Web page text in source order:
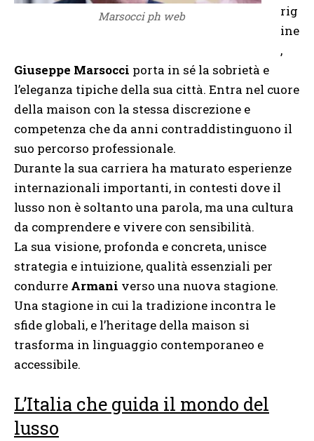
Marsocci ph web
rig
ine
,
Giuseppe Marsocci porta in sé la sobrietà e
l’eleganza tipiche della sua città. Entra nel cuore
della maison con la stessa discrezione e
competenza che da anni contraddistinguono il
suo percorso professionale.
Durante la sua carriera ha maturato esperienze
internazionali importanti, in contesti dove il
lusso non è soltanto una parola, ma una cultura
da comprendere e vivere con sensibilità.
La sua visione, profonda e concreta, unisce
strategia e intuizione, qualità essenziali per
condurre Armani verso una nuova stagione.
Una stagione in cui la tradizione incontra le
sfide globali, e l’heritage della maison si
trasforma in linguaggio contemporaneo e
accessibile.
L’Italia che guida il mondo del
lusso